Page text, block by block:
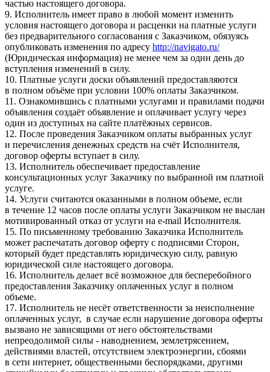
частью настоящего договора.
9. Исполнитель имеет право в любой момент изменить
условия настоящего договора и расценки на платные услуги
без предварительного согласования с Заказчиком, обязуясь
опубликовать изменения по адресу http://navigato.ru/
(Юридическая информация) не менее чем за один день до
вступления изменений в силу.
10. Платные услуги доски объявлений предоставляются
в полном объёме при условии 100% оплаты Заказчиком.
11. Ознакомившись с платными услугами и правилами подачи
объявления создаёт объявление и оплачивает услугу через
один из доступных на сайте платёжных сервисов.
12. После проведения Заказчиком оплаты выбранных услуг
и перечисления денежных средств на счёт Исполнителя,
договор оферты вступает в силу.
13. Исполнитель обеспечивает предоставление
консультационных услуг Заказчику по выбранной им платной
услуге.
14. Услуги считаются оказанными в полном объеме, если
в течение 12 часов после оплаты услуги Заказчиком не выслан
мотивированный отказ от услуги на e-mail Исполнителя.
15. По письменному требованию Заказчика Исполнитель
может распечатать договор оферту с подписями Сторон,
который будет представлять юридическую силу, равную
юридической силе настоящего договора.
16. Исполнитель делает всё возможное для бесперебойного
предоставления Заказчику оплаченных услуг в полном
объеме.
17. Исполнитель не несёт ответственности за неисполнение
оплаченных услуг, в случае если нарушение договора оферты
вызвано не зависящими от него обстоятельствами
непреодолимой силы - наводнением, землетрясением,
действиями властей, отсутствием электроэнергии, сбоями
в сети интернет, общественными беспорядками, другими